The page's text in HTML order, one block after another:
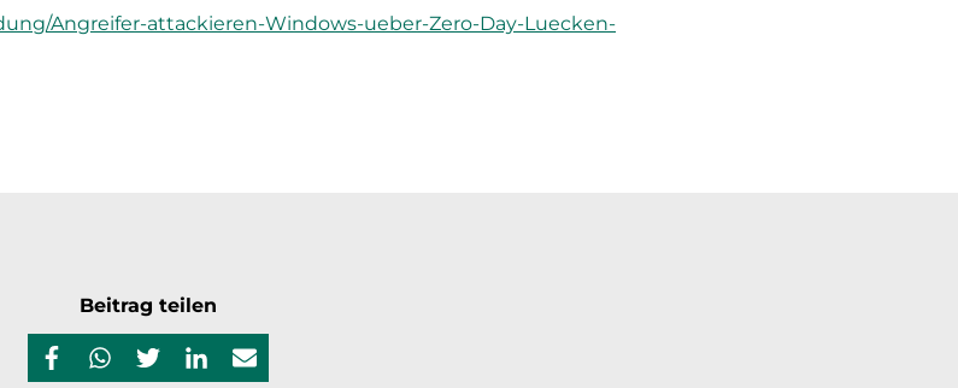
Angreifer-attackieren-Windows-ueber-Zero-Day-Luecken-
Beitrag teilen